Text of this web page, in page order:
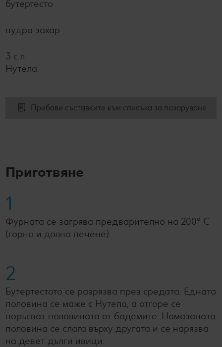
бутертесто
пудра захар
3 с.л.
Нутела
Прибави съставките към списъка за пазаруване
Приготвяне
1
Фурната се загрява предварително на 200° C
(горно и долно печене).
2
Бутертестото се разрязва през средата. Едната
половина се маже с Нутела, а отгоре се
поръсват половината от бадемите. Намазаната
половина се слага върху другата и се нарязва
на девет дълги ивици.